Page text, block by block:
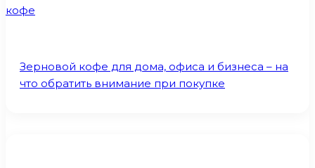
Зерновой кофе для дома, офиса и бизнеса – на
что обратить внимание при покупке